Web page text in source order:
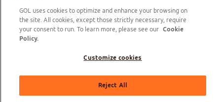
GOL Linhas Aéreas S.A - Praça Senador Salgado Filho, s/nº, Aeroporto Santos Dumont, térreo,
área pública, entre os eixos 46-48/OP, Sala de Gerência Back Office, Rio de Janeiro/RJ | CEP:
ASOCIADA
GOL uses cookies to optimize and enhance your browsing on
the site. All cookies, except those strictly necessary, require
your consent to run. To learn more, please see our
Cookie
Policy.
Customize cookies
Reject All